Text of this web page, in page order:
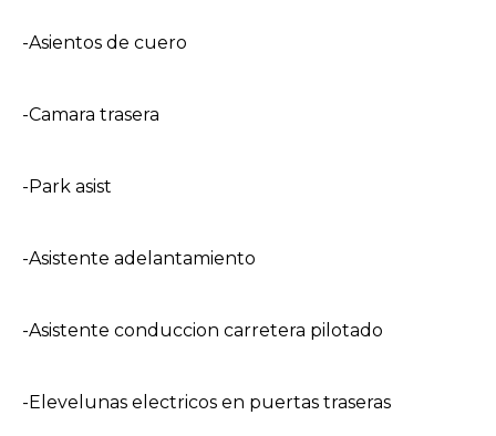
-Asientos de cuero
-Camara trasera
-Park asist
-Asistente adelantamiento
-Asistente conduccion carretera pilotado
-Elevelunas electricos en puertas traseras